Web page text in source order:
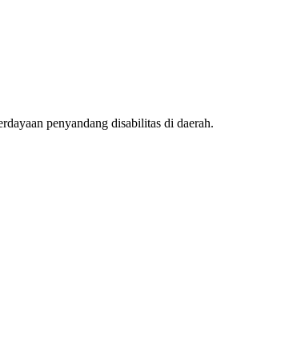
penyandang disabilitas di daerah.